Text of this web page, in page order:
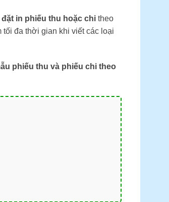
đặt in phiếu thu hoặc chitheo
tối đa thời gian khi viết các loại
phiếu thu và phiếu chi theo